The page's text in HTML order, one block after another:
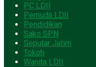
PC LDII
Pemuda LDII
Pendidikan
Sako SPN
Seputar Jatim
Tokoh
Wanita LDII